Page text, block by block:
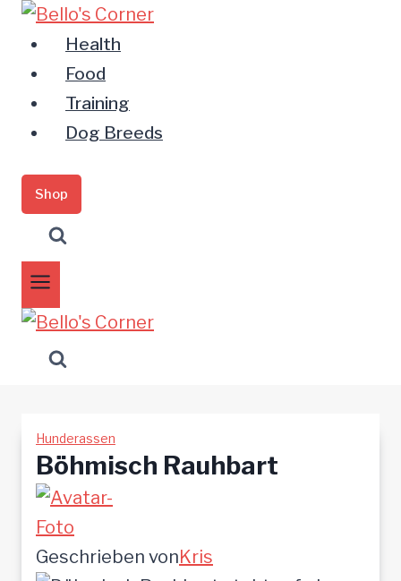
Zum
Inhalt
springen
Health
Food
Training
Dog Breeds
Shop
Hunderassen
Böhmisch Rauhbart
Geschrieben vonKris